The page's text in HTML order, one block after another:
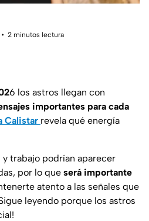
2 minutos lectura
6 los astros llegan con
importantes para cada
Calistar revela qué energía
y trabajo podrían aparecer
por lo que será importante
atento a las señales que
leyendo porque los astros